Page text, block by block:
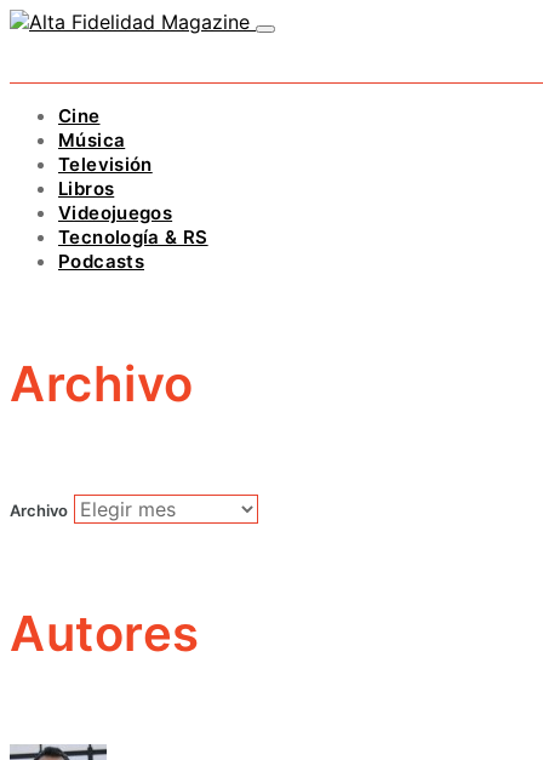
Cine
Música
Televisión
Libros
Videojuegos
Tecnología & RS
Podcasts
Archivo
Archivo
Autores